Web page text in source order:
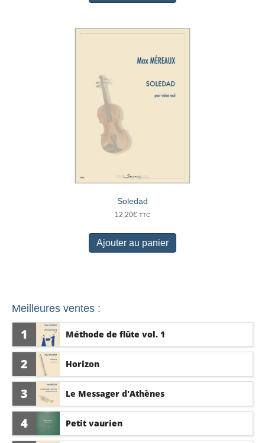
Soledad
12,20€ TTC
Ajouter au panier
Meilleures ventes :
1 Méthode de flûte vol. 1
2 Horizon
3 Le Messager d'Athènes
4 Petit vaurien